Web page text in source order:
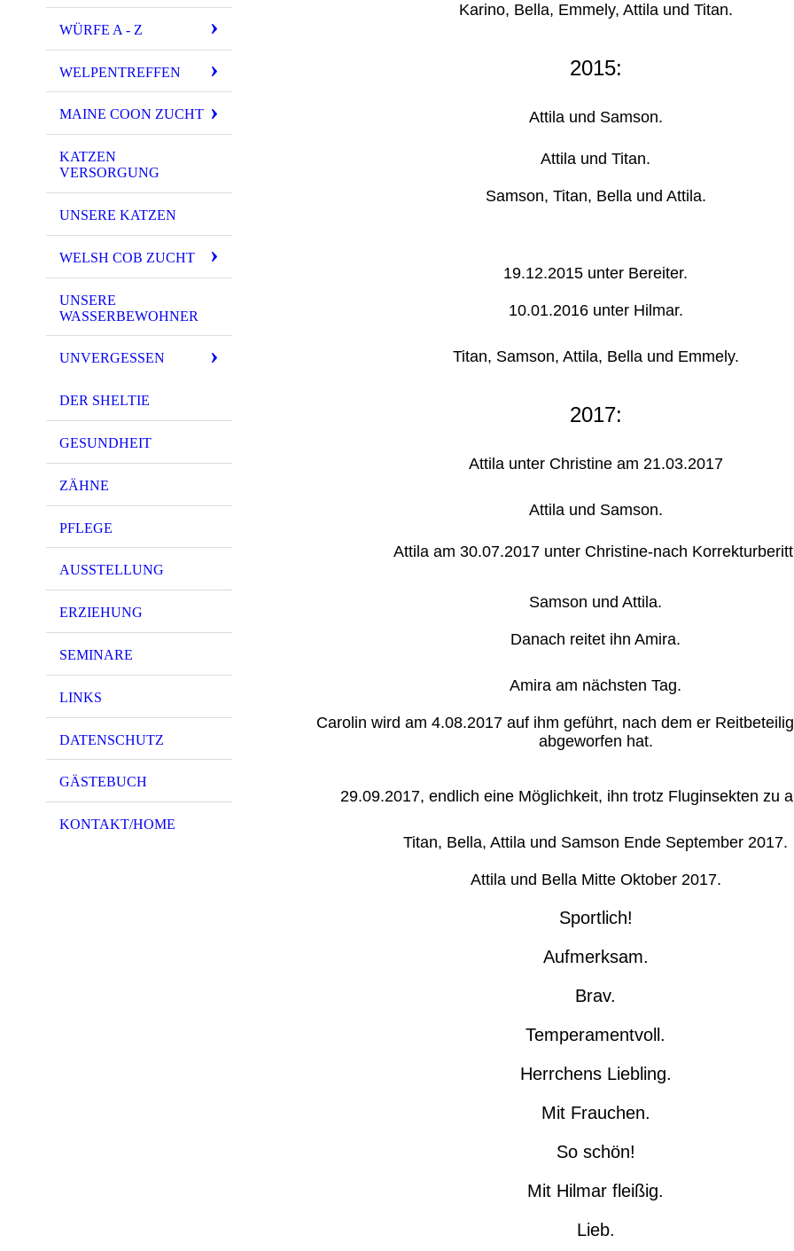
WÜRFE A - Z
WELPENTREFFEN
MAINE COON ZUCHT
KATZEN
VERSORGUNG
UNSERE KATZEN
WELSH COB ZUCHT
UNSERE
WASSERBEWOHNER
UNVERGESSEN
DER SHELTIE
GESUNDHEIT
ZÄHNE
PFLEGE
AUSSTELLUNG
ERZIEHUNG
SEMINARE
LINKS
DATENSCHUTZ
GÄSTEBUCH
KONTAKT/HOME
Karino, Bella, Emmely, Attila und Titan.
2015:
Attila und Samson.
Attila und Titan.
Samson, Titan, Bella und Attila.
19.12.2015 unter Bereiter.
10.01.2016 unter Hilmar.
Titan, Samson, Attila, Bella und Emmely.
2017:
Attila unter Christine am 21.03.2017
Attila und Samson.
Attila am 30.07.2017 unter Christine-nach
Samson und Attila.
Danach reitet ihn Amira.
Amira am nächsten Tag.
Carolin wird am 4.08.2017 auf ihm geführt, nach dem er
abgeworfen hat.
29.09.2017, endlich eine Möglichkeit, ihn trotz Fluginsekten zu
Titan, Bella, Attila und Samson Ende September 2017.
Attila und Bella Mitte Oktober 2017.
Sportlich!
Aufmerksam.
Brav.
Temperamentvoll.
Herrchens Liebling.
Mit Frauchen.
So schön!
Mit Hilmar fleißig.
Lieb.